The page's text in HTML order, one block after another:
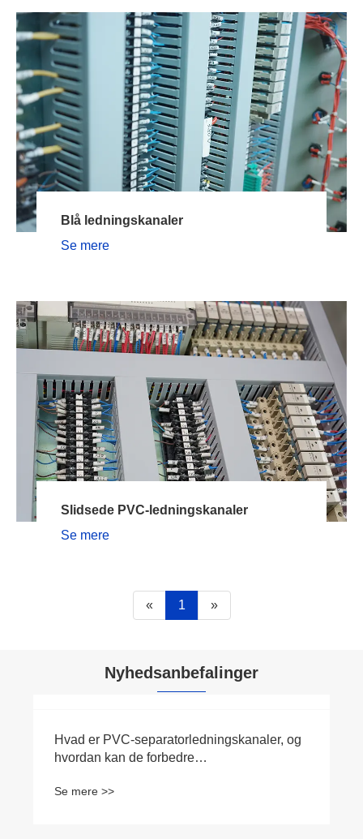
Blå ledningskanaler
Se mere
Slidsede PVC-ledningskanaler
Se mere
« 1 »
Nyhedsanbefalinger
Hvad er PVC-separatorledningskanaler, og
hvordan kan de forbedre
kontrolpaneler
Se mere >>